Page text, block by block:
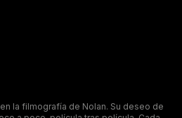
la filmografía de Nolan. Su deseo de